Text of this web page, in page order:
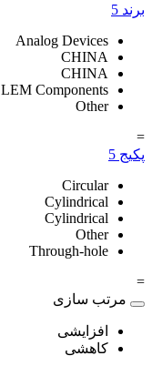
برند 5
Analog Devices
CHINA
CHINA
LEM Components
Other
=
پکیج 5
Circular
Cylindrical
Cylindrical
Other
Through-hole
=
مرتب سازی
افزایشی
کاهشی